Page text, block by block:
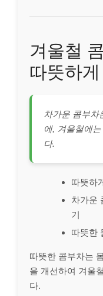
겨울철
따뜻하
차가운 콤부차
에, 겨울철에
다.
따뜻하
차가운
기
따뜻한
따뜻한 콤부차는
을 개선하여 겨울
다.